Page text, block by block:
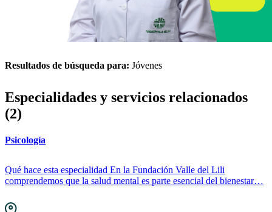
Resultados de búsqueda para: Jóvenes
Especialidades y servicios relacionados
(2)
Psicología
Qué hace esta especialidad En la Fundación Valle del Lili
comprendemos que la salud mental es parte esencial del bienestar…